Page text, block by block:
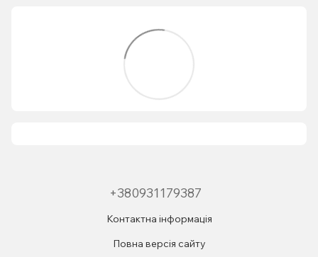
+380931179387
Контактна інформація
Повна версія сайту